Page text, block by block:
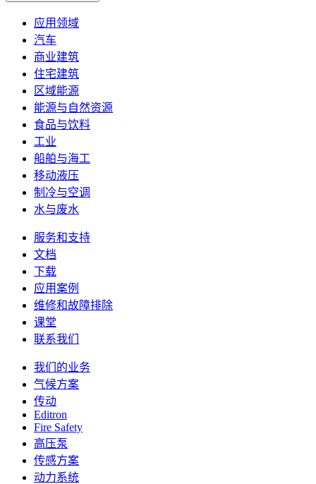
应用领域
汽车
商业建筑
住宅建筑
区域能源
能源与自然资源
食品与饮料
工业
船舶与海工
移动液压
制冷与空调
水与废水
服务和支持
文档
下载
应用案例
维修和故障排除
课堂
联系我们
我们的业务
气候方案
传动
Editron
Fire Safety
高压泵
传感方案
动力系统